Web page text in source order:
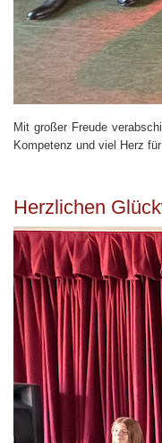
Mit großer Freude
Kompetenz und viel Herz
Herzlichen